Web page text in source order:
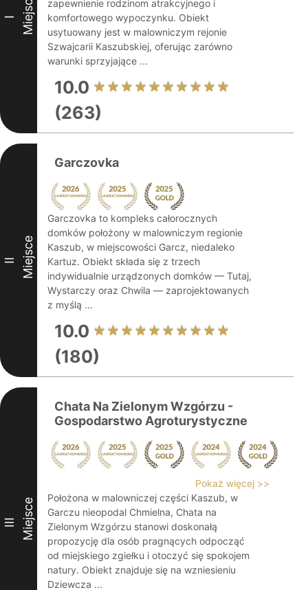
I Miejsce
zapewnienie rodzinom atrakcyjnego i
komfortowego wypoczynku. Obiekt
usytuowany jest w malowniczym rejonie
Szwajcarii Kaszubskiej, oferując zarówno
warunki sprzyjające ...
10.0
(263)
II Miejsce
Garczovka
Garczovka to kompleks całorocznych
domków położony w malowniczym regionie
Kaszub, w miejscowości Garcz, niedaleko
Kartuz. Obiekt składa się z trzech
indywidualnie urządzonych domków — Tutaj,
Wystarczy oraz Chwila — zaprojektowanych
z myślą ...
10.0
(180)
III Miejsce
Chata Na Zielonym Wzgórzu -
Gospodarstwo Agroturystyczne
Pokaż więcej >>
Położona w malowniczej części Kaszub, w
Garczu nieopodal Chmielna, Chata na
Zielonym Wzgórzu stanowi doskonałą
propozycję dla osób pragnących odpocząć
od miejskiego zgiełku i otoczyć się spokojem
natury. Obiekt znajduje się na wzniesieniu
Dziewcza ...